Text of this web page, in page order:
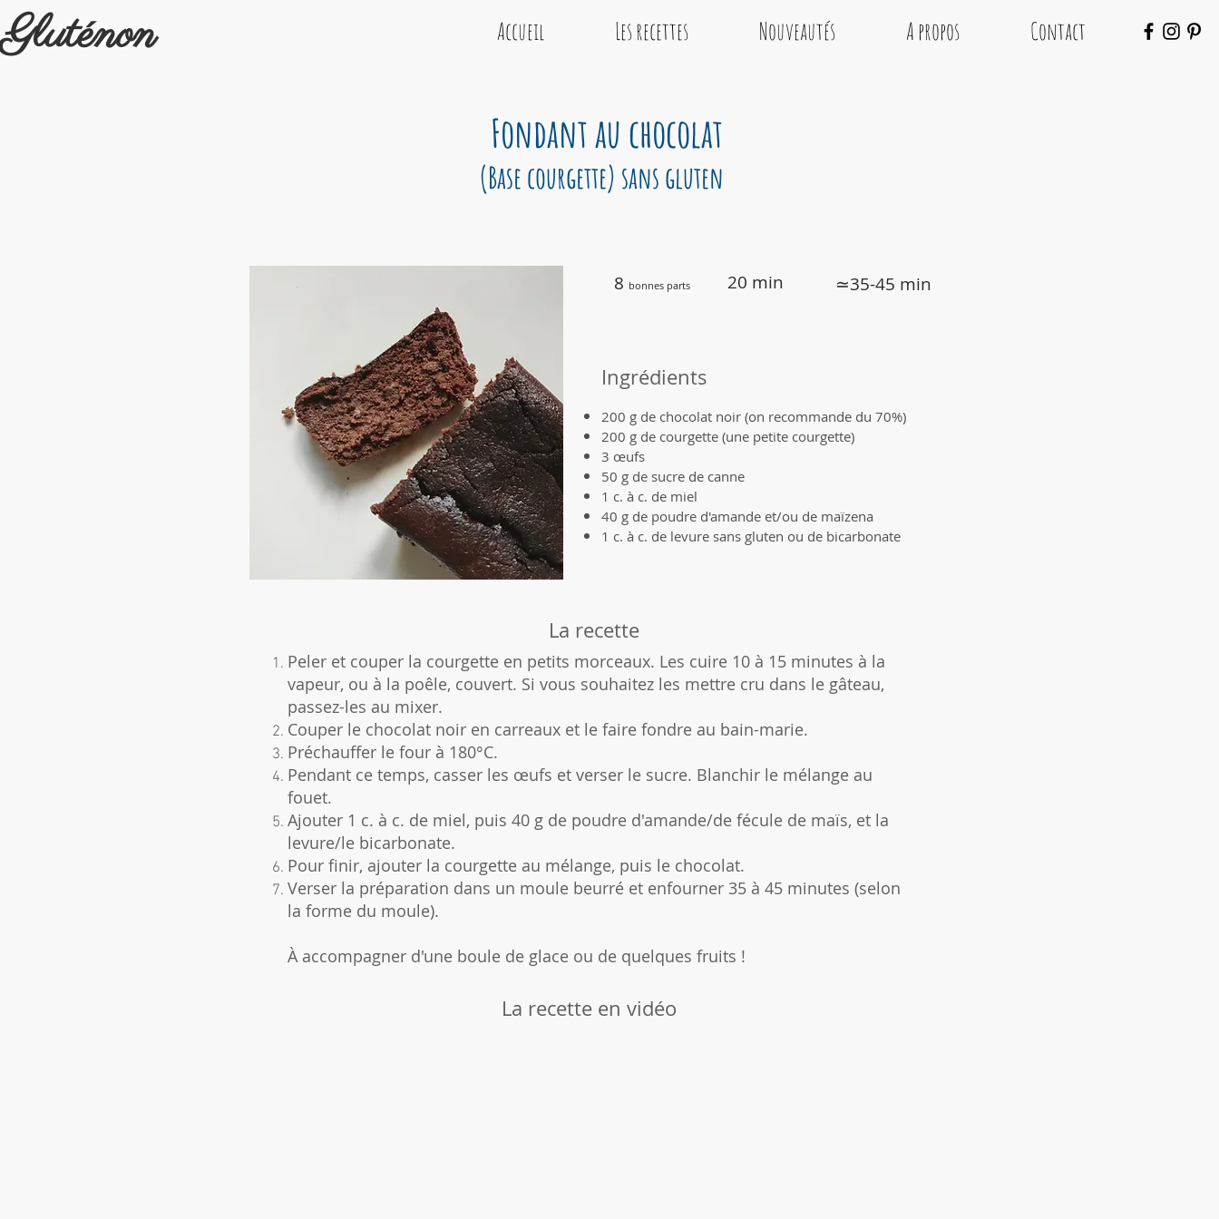
Gluténon Accueil Les recettes Nouveautés A propos Contact
Fondant au chocolat
(Base courgette) sans gluten
8 bonnes parts 20 min ≃35-45 min
Ingrédients
200 g de chocolat noir (on recommande du 70%)
200 g de courgette (une petite courgette)
3 œufs
50 g de sucre de canne
1 c. à c. de miel
40 g de poudre d'amande et/ou de maïzena
1 c. à c. de levure sans gluten ou de bicarbonate
La recette
Peler et couper la courgette en petits morceaux. Les cuire 10 à 15 minutes à la
vapeur, ou à la poêle, couvert. Si vous souhaitez les mettre cru dans le gâteau,
passez-les au mixer.
Couper le chocolat noir en carreaux et le faire fondre au bain-marie.
Préchauffer le four à 180°C.
Pendant ce temps, casser les œufs et verser le sucre. Blanchir le mélange au
fouet.
Ajouter 1 c. à c. de miel, puis 40 g de poudre d'amande/de fécule de maïs, et la
levure/le bicarbonate.
Pour finir, ajouter la courgette au mélange, puis le chocolat.
Verser la préparation dans un moule beurré et enfourner 35 à 45 minutes (selon
la forme du moule).
​À accompagner d'une boule de glace ou de quelques fruits !
La recette en vidéo